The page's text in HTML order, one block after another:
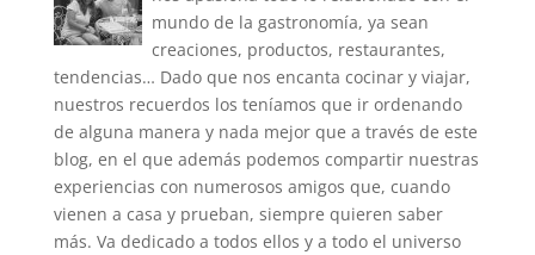
mundo de la gastronomía, ya sean
creaciones, productos, restaurantes,
tendencias… Dado que nos encanta cocinar y viajar,
nuestros recuerdos los teníamos que ir ordenando
de alguna manera y nada mejor que a través de este
blog, en el que además podemos compartir nuestras
experiencias con numerosos amigos que, cuando
vienen a casa y prueban, siempre quieren saber
más. Va dedicado a todos ellos y a todo el universo